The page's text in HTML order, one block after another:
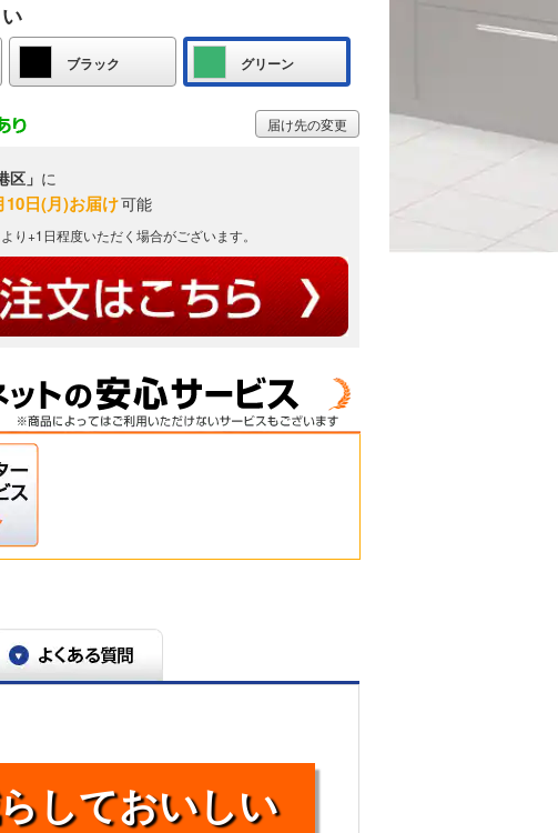
ブラック グリーン
区」 に
10日(月)お届け可能
り+1日程度いただく場合がございます。
届け先の変更
しておいしい